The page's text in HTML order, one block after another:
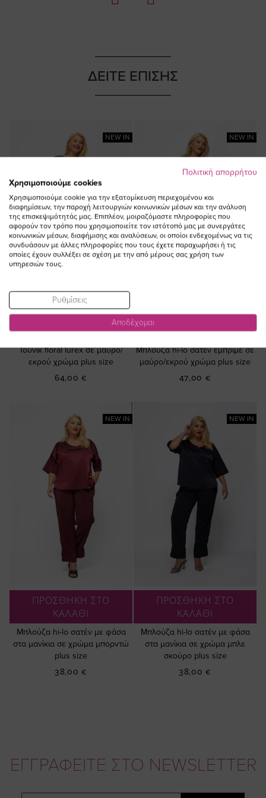
NEW IN
ΠΡΟΣΘΗΚΗ ΣΤΟ
ΚΑΛΑΘΙ
Τουνίκ floral lurex σε μαύρο/
εκρού χρώμα plus size
64,00 €
NEW IN
ΠΡΟΣΘΗΚΗ ΣΤΟ
ΚΑΛΑΘΙ
Μπλούζα hi-lo σατέν εμπριμέ σε
μαύρο/εκρού χρώμα plus size
47,00 €
NEW IN
ΠΡΟΣΘΗΚΗ ΣΤΟ
ΚΑΛΑΘΙ
Μπλούζα hi-lo σατέν με φάσα
στα μανίκια σε χρώμα μπορντώ
plus size
38,00 €
NEW IN
ΠΡΟΣΘΗΚΗ ΣΤΟ
ΚΑΛΑΘΙ
Μπλούζα hi-lo σατέν με φάσα
στα μανίκια σε χρώμα μπλε
σκούρο plus size
38,00 €
ΔΕΙΤΕ ΕΠΙΣΗΣ
ΕΓΓΡΑΦΕΙΤΕ ΣΤΟ NEWSLETTER
Πολιτική απορρήτου
Χρησιμοποιούμε cookies
Χρησιμοποιούμε cookie για την εξατομίκευση περιεχομένου και
διαφημίσεων, την παροχή λειτουργιών κοινωνικών μέσων και την ανάλυση
της επισκεψιμότητάς μας. Επιπλέον, μοιραζόμαστε πληροφορίες που
αφορούν τον τρόπο που χρησιμοποιείτε τον ιστότοπό μας με συνεργάτες
κοινωνικών μέσων, διαφήμισης και αναλύσεων, οι οποίοι ενδεχομένως να τις
συνδυάσουν με άλλες πληροφορίες που τους έχετε παραχωρήσει ή τις
οποίες έχουν συλλέξει σε σχέση με την από μέρους σας χρήση των
υπηρεσιών τους.
Ρυθμίσεις
Αποδέχομαι